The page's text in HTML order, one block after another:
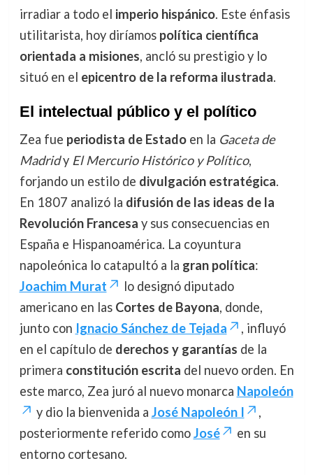
irradiar a todo el imperio hispánico. Este énfasis
utilitarista, hoy diríamos política científica
orientada a misiones, ancló su prestigio y lo
situó en el epicentro de la reforma ilustrada.
El intelectual público y el político
Zea fue periodista de Estadoen la Gaceta de
Madridy El Mercurio Histórico y Político,
forjando un estilo de divulgación estratégica.
En 1807 analizó la difusión de las ideas de la
Revolución Francesa y sus consecuencias en
España e Hispanoamérica. La coyuntura
napoleónica lo catapultó a la gran política:
Joachim Murat
lo designó diputado
americano en las Cortes de Bayona, donde,
junto con Ignacio Sánchez de Tejada
, influyó
en el capítulo de derechos y garantías de la
primera constitución escrita del nuevo orden. En
este marco, Zea juró al nuevo monarca Napoleón
y dio la bienvenida a José Napoleón I
,
posteriormente referido comoJosé
en su
entorno cortesano.